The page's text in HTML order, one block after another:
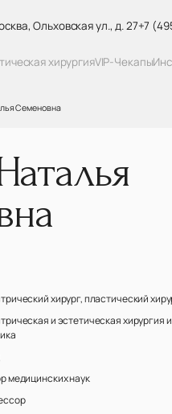
Ольховская ул., д. 27+7
хирургияVIP-Чекапы
Семеновна
хирург, пластический
и эстетическая хирургия
медицинских наук